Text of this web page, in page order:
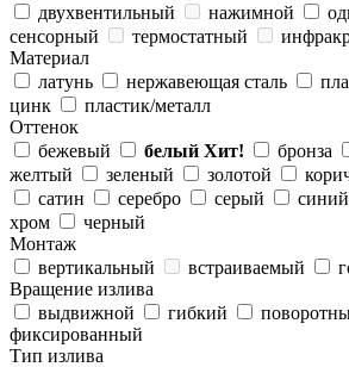
двухвентильный
нажимной
сенсорный
термостатный
Материал
латунь
нержавеющая сталь
цинк
пластик/металл
Оттенок
бежевый
белый Хит! бронза
желтый
зеленый золотой
сатин
серебро серый синий
хром
черный
Монтаж
вертикальный
встраиваемый
Вращение излива
выдвижной
гибкий
фиксированный
Тип излива